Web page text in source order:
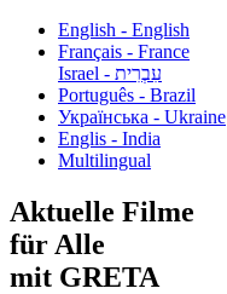
English - English
Français - France
עִבְרִית - Israel
Português - Brazil
Українська - Ukraine
Englis - India
Multilingual
Aktuelle Filme
für Alle
mit GRETA